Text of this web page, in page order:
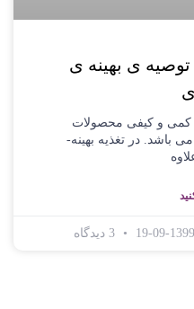
ی بهینه ی
کمی و کیفی محصولات
کشاورزی، تغذیه بهینه گیاه، می باشد. در تغذیه بهینه­